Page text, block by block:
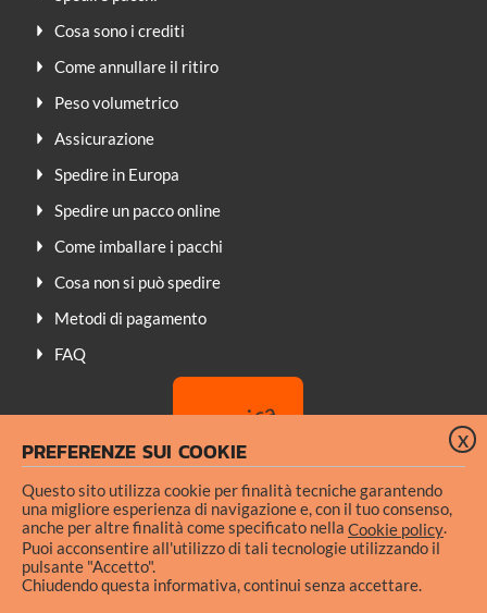
Cosa sono i crediti
Come annullare il ritiro
Peso volumetrico
Assicurazione
Spedire in Europa
Spedire un pacco online
Come imballare i pacchi
Cosa non si può spedire
Metodi di pagamento
FAQ
Condizioni generali di uso
X
PREFERENZE SUI COOKIE
Questo sito utilizza cookie per finalità tecniche garantendo
una migliore esperienza di navigazione e, con il tuo consenso,
anche per altre finalità come specificato nella Cookie policy.
Puoi acconsentire all'utilizzo di tali tecnologie utilizzando il
pulsante "Accetto".
Chiudendo questa informativa, continui senza accettare.